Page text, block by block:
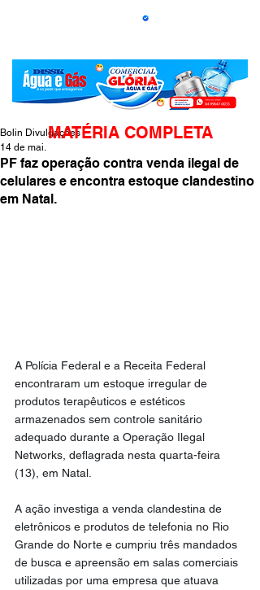
PF faz operação contra venda ilegal de
celulares e encontra estoque clandestino
em Natal.
Bolin Divulgações
14 de mai.
A Polícia Federal e a Receita Federal
encontraram um estoque irregular de
produtos terapêuticos e estéticos
armazenados sem controle sanitário
adequado durante a Operação Ilegal
Networks, deflagrada nesta quarta-feira
(13), em Natal.
A ação investiga a venda clandestina de
eletrônicos e produtos de telefonia no Rio
Grande do Norte e cumpriu três mandados
de busca e apreensão em salas comerciais
utilizadas por uma empresa que atuava
MATÉRIA COMPLETA